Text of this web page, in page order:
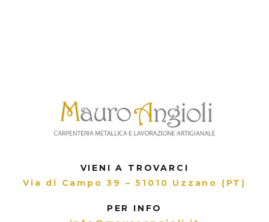
VIENI A TROVARCI
Via di Campo 39 – 51010 Uzzano (PT)
PER INFO